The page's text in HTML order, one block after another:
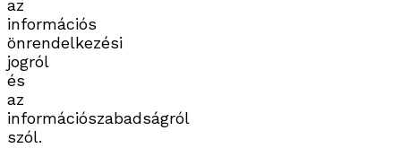
az
információs
önrendelkezési
jogról
és
az
információszabadságról
szól.